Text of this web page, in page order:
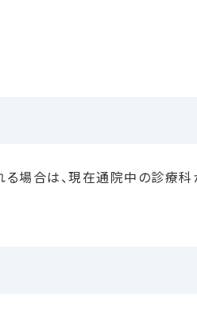
場合は、現在通院中の診療科